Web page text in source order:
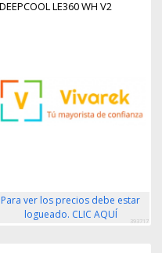
DEEPCOOL LE360 WH V2
Para ver los precios debe estar
logueado. CLIC AQUÍ
393717